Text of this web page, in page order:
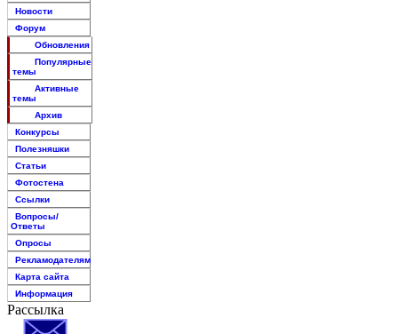
Новости
Форум
Обновления
Популярные
темы
Активные
темы
Архив
Конкурсы
Полезняшки
Статьи
Фотостена
Ссылки
Вопросы/
Ответы
Опросы
Рекламодателям
Карта сайта
Информация
Рассылка